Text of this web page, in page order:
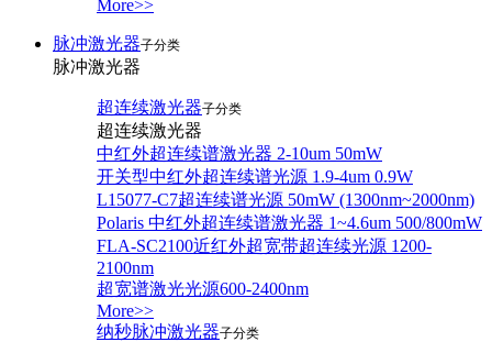
More>>
脉冲激光器子分类
脉冲激光器
超连续激光器子分类
超连续激光器
中红外超连续谱激光器 2-10um 50mW
开关型中红外超连续谱光源 1.9-4um 0.9W
L15077-C7超连续谱光源 50mW (1300nm~2000nm)
Polaris 中红外超连续谱激光器 1~4.6um 500/800mW
FLA-SC2100近红外超宽带超连续光源 1200-
2100nm
超宽谱激光光源600-2400nm
More>>
纳秒脉冲激光器子分类